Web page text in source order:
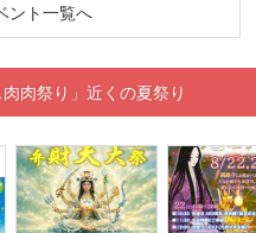
ント一覧へ
肉肉祭り」近くの夏祭り